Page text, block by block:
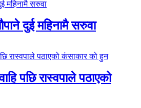
दुई महिनामै सरुवा
पछि रास्वपाले पठाएको